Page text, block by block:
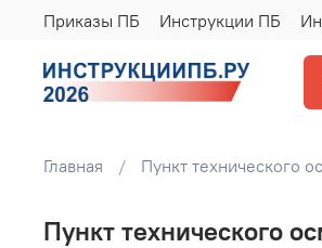
Приказы ПБ Инструкции ПБ
Главная Пункт технического
Пункт технического